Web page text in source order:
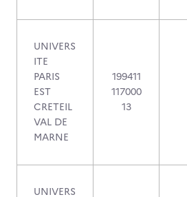
UNIVERS
ITE
PARIS
EST
CRETEIL
VAL DE
MARNE
199411
117000
13
UNIVERS